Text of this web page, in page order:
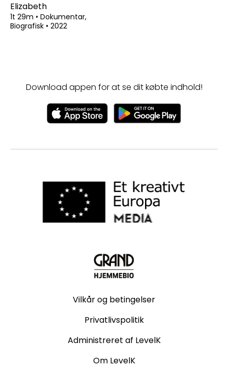
Elizabeth
1t 29m • Dokumentar,
Biografisk • 2022
Download appen for at se dit købte indhold!
Vilkår og betingelser
Privatlivspolitik
Administreret af LevelK
Om LevelK